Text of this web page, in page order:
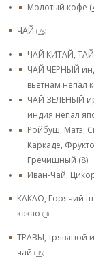
Молотый кофе
ЧАЙ (78)
ЧАЙ КИТАЙ,
ЧАЙ ЧЕРНЫЙ
вьетнам непал
ЧАЙ ЗЕЛЕНЫЙ
индия непал
Ройбуш, Матэ,
Каркаде,
Гречишный (8)
Иван-Чай,
КАКАО, Горячий
какао (3)
ТРАВЫ, трявяной
чай (35)